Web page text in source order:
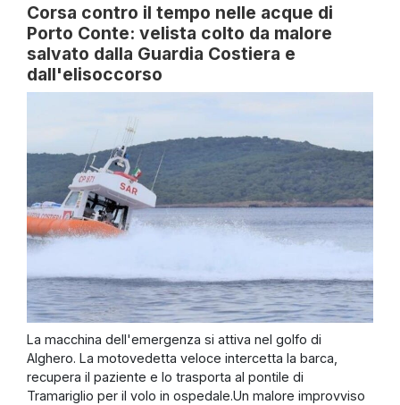
Corsa contro il tempo nelle acque di
Porto Conte: velista colto da malore
salvato dalla Guardia Costiera e
dall'elisoccorso
La macchina dell'emergenza si attiva nel golfo di
Alghero. La motovedetta veloce intercetta la barca,
recupera il paziente e lo trasporta al pontile di
Tramariglio per il volo in ospedale.Un malore improvviso